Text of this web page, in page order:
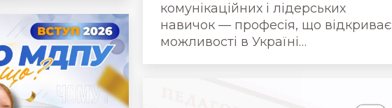
комунікаційних і лідерських
навичок — професія, що відкриває
можливості в Україні…